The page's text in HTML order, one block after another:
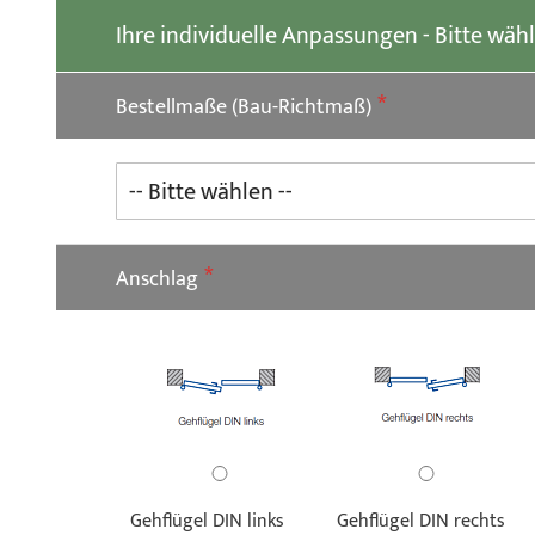
Ihre individuelle Anpassungen - Bitte
Bestellmaße (Bau-Richtmaß)
Anschlag
Gehflügel DIN links Gehflügel DIN rechts
Bildgalerie